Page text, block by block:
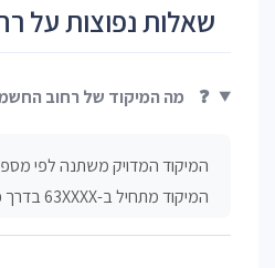
שאלות נפוצות על
❓ מה המיקוד של רחוב
המיקוד המדויק משתנה לפי
המיקוד מתחיל ב-63XXXX בדרך כלל.